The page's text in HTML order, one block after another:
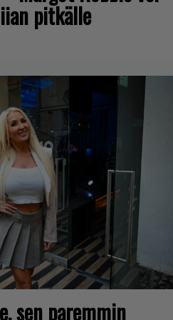
pitkälle
sen paremmin